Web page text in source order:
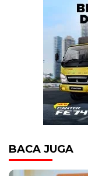
BACA JUGA